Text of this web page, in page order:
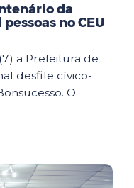
da
no CEU
a Prefeitura de
desfile cívico-
O